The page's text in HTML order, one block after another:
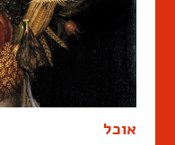
אוכל